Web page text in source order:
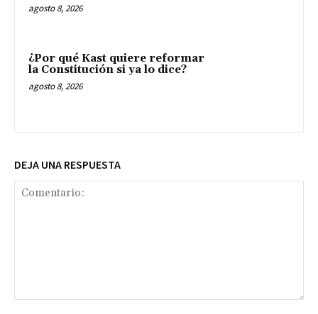
agosto 8, 2026
¿Por qué Kast quiere reformar
la Constitución si ya lo dice?
agosto 8, 2026
DEJA UNA RESPUESTA